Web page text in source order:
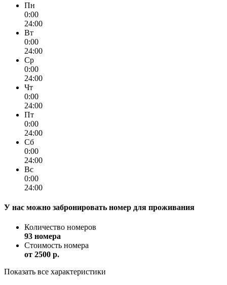
Пн
0:00
24:00
Вт
0:00
24:00
Ср
0:00
24:00
Чт
0:00
24:00
Пт
0:00
24:00
Сб
0:00
24:00
Вс
0:00
24:00
У нас можно забронировать номер для проживания
Количество номеров
93 номера
Стоимость номера
от 2500 p.
Показать все характеристики